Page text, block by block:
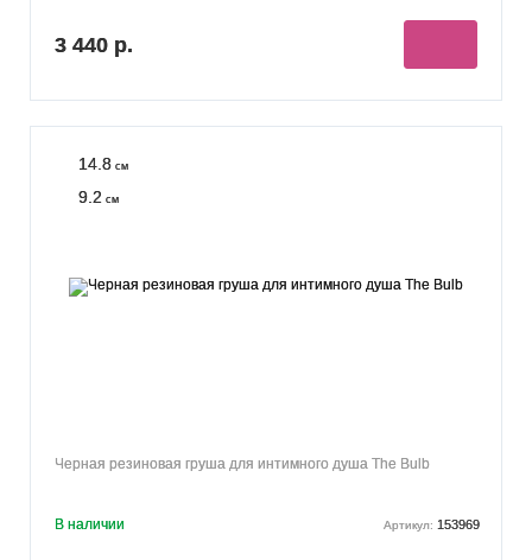
3 440 р.
14.8 см
9.2 см
Черная резиновая груша для интимного душа The Bulb
В наличии Артикул: 153969